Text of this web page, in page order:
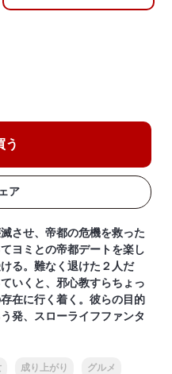
う
ア
させ、帝都の危機を救った
ヨミとの帝都デートを楽し
る。難なく退けた２人だ
いくと、邪心教すらちょっ
在に行く着く。彼らの目的
発、スローライフファンタ
成り上がり グルメ